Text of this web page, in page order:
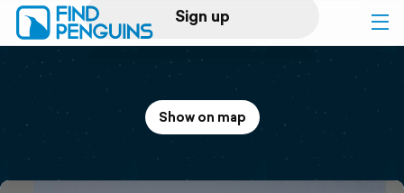
Sign up
Home Show on map